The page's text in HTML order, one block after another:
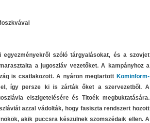
szóló tárgyalásokat, és a szovjet
a jugoszláv vezetőket. A kampányhoz a
is csatlakozott. A nyáron megtartott Kominform-
így persze ki is zárták őket a szervezetből. A
elszigetelésére és Titoék megbuktatására.
azzal vádolták, hogy fasiszta rendszert hozott
akik puccsra készülnek szomszédaik ellen. A